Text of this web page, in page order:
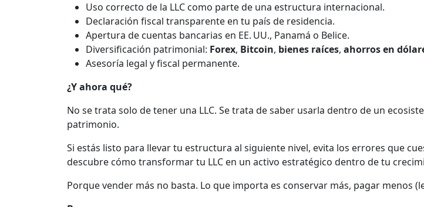
Uso correcto de la LLC como parte de una estructura internacional.
Declaración fiscal transparente en tu país de residencia.
Apertura de cuentas bancarias en EE. UU., Panamá o Belice.
Diversificación patrimonial: Forex, Bitcoin, bienes raíces, ahorros en
Asesoría legal y fiscal permanente.
¿Y ahora qué?
No se trata solo de tener una LLC. Se trata de saber usarla dentro de un
patrimonio.
Si estás listo para llevar tu estructura al siguiente nivel, evita los errores que
descubre cómo transformar tu LLC en un activo estratégico dentro de tu
Porque vender más no basta. Lo que importa es conservar más, pagar menos